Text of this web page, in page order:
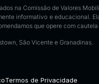
na Comissão de Valores
informativo e educacional.
que opere com
São Vicente e Granadinas.
Termos de Privacidade